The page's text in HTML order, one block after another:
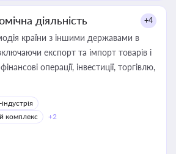
діяльність +4
країни з іншими державами в
експорт та імпорт товарів і
операції, інвестиції, торгівлю,
індустрія
комплекс
+2